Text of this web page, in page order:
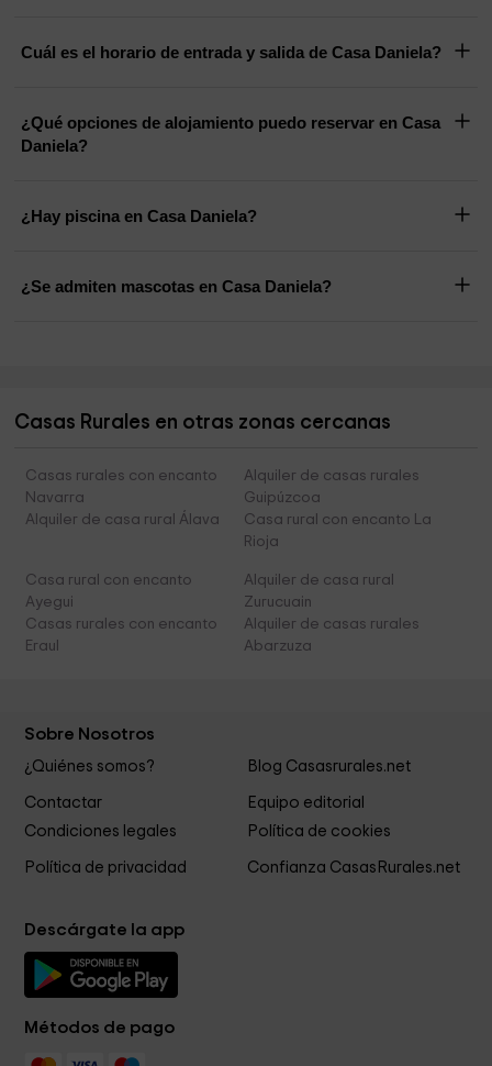
Cuál es el horario de entrada y salida de Casa Daniela?
¿Qué opciones de alojamiento puedo reservar en Casa
Daniela?
¿Hay piscina en Casa Daniela?
¿Se admiten mascotas en Casa Daniela?
Casas Rurales en otras zonas cercanas
Casas rurales con encanto
Navarra
Alquiler de casas rurales
Guipúzcoa
Alquiler de casa rural Álava
Casa rural con encanto La
Rioja
Casa rural con encanto
Ayegui
Alquiler de casa rural
Zurucuain
Casas rurales con encanto
Eraul
Alquiler de casas rurales
Abarzuza
Sobre Nosotros
¿Quiénes somos? Blog Casasrurales.net
Contactar
Equipo editorial
Condiciones legales
Política de cookies
Política de privacidad Confianza CasasRurales.net
Descárgate la app
Métodos de pago